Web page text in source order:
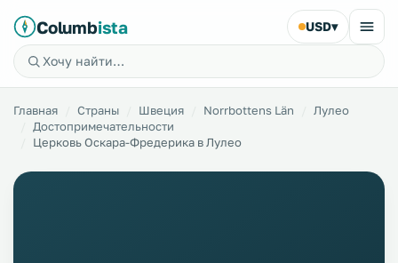
Columbista USD▾
Главная Страны Швеция Norrbottens Län
Лулео
Достопримечательности
Церковь Оскара-Фредерика в Лулео